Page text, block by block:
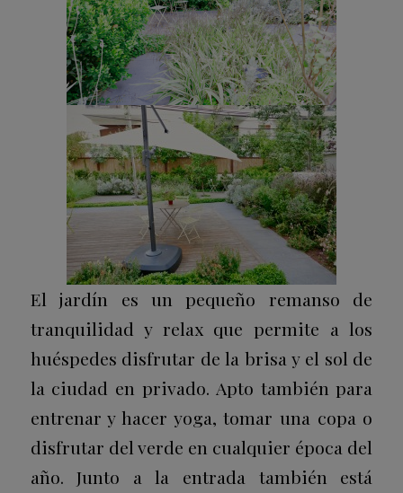
El jardín es un pequeño remanso de
tranquilidad y relax que permite a los
huéspedes disfrutar de la brisa y el sol de
la ciudad en privado. Apto también para
entrenar y hacer yoga, tomar una copa o
disfrutar del verde en cualquier época del
año. Junto a la entrada también está